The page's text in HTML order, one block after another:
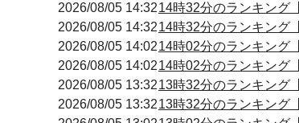
2026/08/05 14:3214時32分のランキング
2026/08/05 14:3214時32分のランキング
2026/08/05 14:0214時02分のランキング
2026/08/05 14:0214時02分のランキング
2026/08/05 13:3213時32分のランキング
2026/08/05 13:3213時32分のランキング